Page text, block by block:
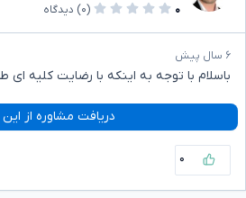
۰
(۰) دیدگاه
۶ سال پیش
باسلام با توجه به اینکه با رضایت کلیه ای
دریافت مشاوره از
۰